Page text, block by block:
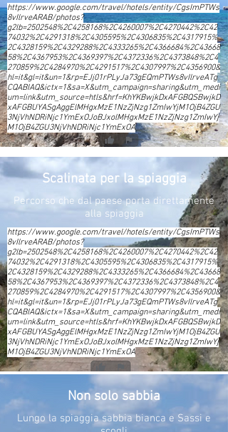
https://www.google.com/travel/hotels/entity/CgsImPTWs
8vIlrveARAB/photos?
g2lb=2502548%2C4258168%2C4260007%2C4270442%2C42
74032%2C4291318%2C4305595%2C4306835%2C4317915%
2C4328159%2C4329288%2C4333265%2C4366684%2C43668
58%2C4367953%2C4369397%2C4372336%2C4373848%2C4
270859%2C4284970%2C4291517%2C4307997%2C4356900&
hl=it&gl=it&un=1&rp=EJj01rPLyJa73gEQmPTWs8vIlrveATg
CQABIAQ&ictx=1&sa=X&utm_campaign=sharing&utm_medi
um=link&utm_source=htls&hrf=KhYKBwjkDxAFGBQSBwjkD
xAFGBUYASgAggElMHgxMzE1NzZjNzg1ZmIwYjM1OjB4ZGU
3NjVhNDRiNjc1YmExOJoBJxolMHgxMzE1NzZjNzg1ZmIwYj
M1OjB4ZGU3NjVhNDRiNjc1YmExOA
Scalinata per la spiaggia
Percorso che dal paese porta direttamente
alla spiaggia
https://www.google.com/travel/hotels/entity/CgsImPTWs
8vIlrveARAB/photos?
g2lb=2502548%2C4258168%2C4260007%2C4270442%2C42
74032%2C4291318%2C4305595%2C4306835%2C4317915%
2C4328159%2C4329288%2C4333265%2C4366684%2C43668
58%2C4367953%2C4369397%2C4372336%2C4373848%2C4
270859%2C4284970%2C4291517%2C4307997%2C4356900&
hl=it&gl=it&un=1&rp=EJj01rPLyJa73gEQmPTWs8vIlrveATg
CQABIAQ&ictx=1&sa=X&utm_campaign=sharing&utm_medi
um=link&utm_source=htls&hrf=KhYKBwjkDxAFGBQSBwjkD
xAFGBUYASgAggElMHgxMzE1NzZjNzg1ZmIwYjM1OjB4ZGU
3NjVhNDRiNjc1YmExOJoBJxolMHgxMzE1NzZjNzg1ZmIwYj
M1OjB4ZGU3NjVhNDRiNjc1YmExOA
Non solo sabbia
Lungo la spiaggia sabbia bianca e Sassi e